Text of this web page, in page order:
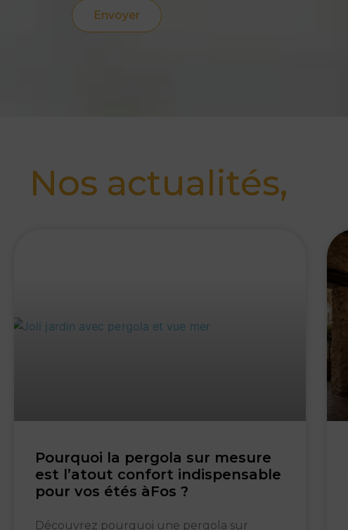
Envoyer
Nos actualités,
Pourquoi la pergola sur mesure
est l’atout confort indispensable
pour vos étés àFos ?
Découvrez pourquoi une pergola sur